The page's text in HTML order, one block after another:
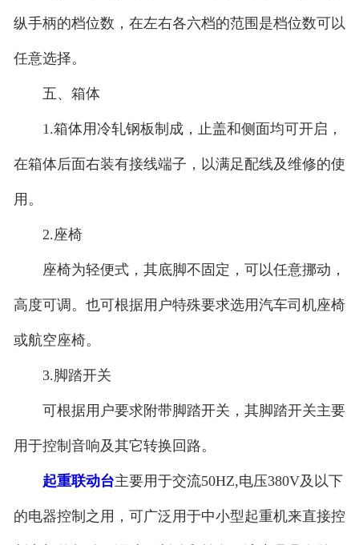
纵手柄的档位数，在左右各六档的范围是档位数可以
任意选择。
五、箱体
1.箱体用冷轧钢板制成，止盖和侧面均可开启，
在箱体后面右装有接线端子，以满足配线及维修的使
用。
2.座椅
座椅为轻便式，其底脚不固定，可以任意挪动，
高度可调。也可根据用户特殊要求选用汽车司机座椅
或航空座椅。
3.脚踏开关
可根据用户要求附带脚踏开关，其脚踏开关主要
用于控制音响及其它转换回路。
起重联动台主要用于交流50HZ,电压380V及以下
的电器控制之用，可广泛用于中小型起重机来直接控